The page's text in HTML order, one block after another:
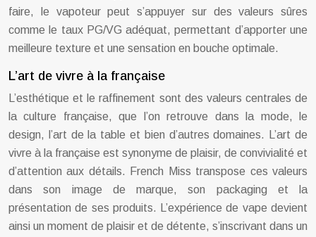
faire, le vapoteur peut s’appuyer sur des valeurs sûres
comme le taux PG/VG adéquat, permettant d’apporter une
meilleure texture et une sensation en bouche optimale.
L’art de vivre à la française
L’esthétique et le raffinement sont des valeurs centrales de
la culture française, que l’on retrouve dans la mode, le
design, l’art de la table et bien d’autres domaines. L’art de
vivre à la française est synonyme de plaisir, de convivialité et
d’attention aux détails. French Miss transpose ces valeurs
dans son image de marque, son packaging et la
présentation de ses produits. L’expérience de vape devient
ainsi un moment de plaisir et de détente, s’inscrivant dans un